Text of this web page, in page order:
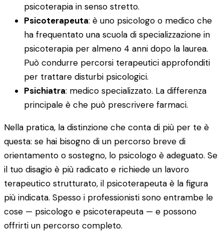
psicoterapia in senso stretto.
Psicoterapeuta: è uno psicologo o medico che
ha frequentato una scuola di specializzazione in
psicoterapia per almeno 4 anni dopo la laurea.
Può condurre percorsi terapeutici approfonditi
per trattare disturbi psicologici.
Psichiatra: medico specializzato. La differenza
principale è che può prescrivere farmaci.
Nella pratica, la distinzione che conta di più per te è
questa: se hai bisogno di un percorso breve di
orientamento o sostegno, lo psicologo è adeguato. Se
il tuo disagio è più radicato e richiede un lavoro
terapeutico strutturato, il psicoterapeuta è la figura
più indicata. Spesso i professionisti sono entrambe le
cose — psicologo e psicoterapeuta — e possono
offrirti un percorso completo.